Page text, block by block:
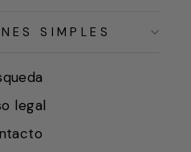
SIMPLES
legal